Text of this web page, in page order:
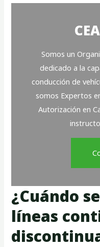
Somos un
dedicado a la
conducción de
somos Expertos
Autorización en
¿Cuándo
líneas